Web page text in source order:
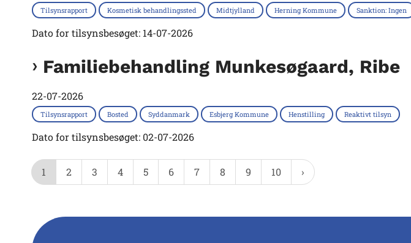
Tilsynsrapport Kosmetisk behandlingssted Midtjylland Herning Kommune Sanktion: Ingen
Dato for tilsynsbesøget: 14-07-2026
Familiebehandling Munkesøgaard, Ribe
22-07-2026
Tilsynsrapport Bosted Syddanmark Esbjerg Kommune Henstilling Reaktivt tilsyn
Dato for tilsynsbesøget: 02-07-2026
1 2 3 4 5 6 7 8 9 10